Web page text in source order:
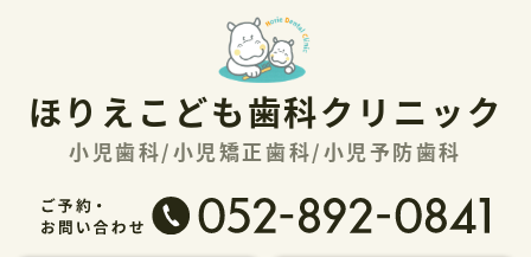
ほりえこども歯科クリニック
小児歯科/小児矯正歯科/小児予防歯科